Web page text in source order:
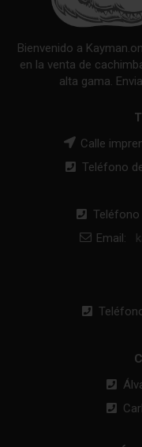
Bienvenido a
en la venta de
alta gama.
Calle
Teléfono
Email: